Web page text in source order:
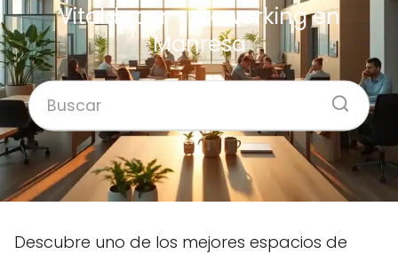
Vitaldepor – Coworking en
Manresa
Descubre uno de los mejores espacios de